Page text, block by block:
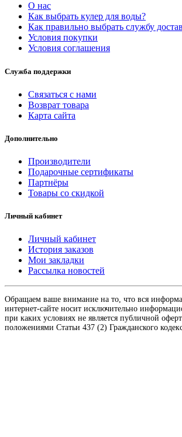
О нас
Как выбрать кулер для воды?
Как правильно выбрать службу
Условия покупки
Условия соглашения
Служба поддержки
Связаться с нами
Возврат товара
Карта сайта
Дополнительно
Производители
Подарочные сертификаты
Партнёры
Товары со скидкой
Личный кабинет
Личный кабинет
История заказов
Мои закладки
Рассылка новостей
Обращаем ваше внимание на то, что вся
интернет-сайте носит исключительно
при каких условиях не является публичной
положениями Статьи 437 (2) Гражданского